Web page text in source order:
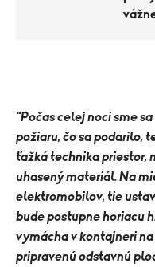
"Počas celej noci sme
požiaru, čo sa podarilo,
ťažká technika priestor,
uhasený materiál. Na
elektromobilov, tie
bude postupne horiacu
vymácha v kontajneri
pripravenú odstavnú